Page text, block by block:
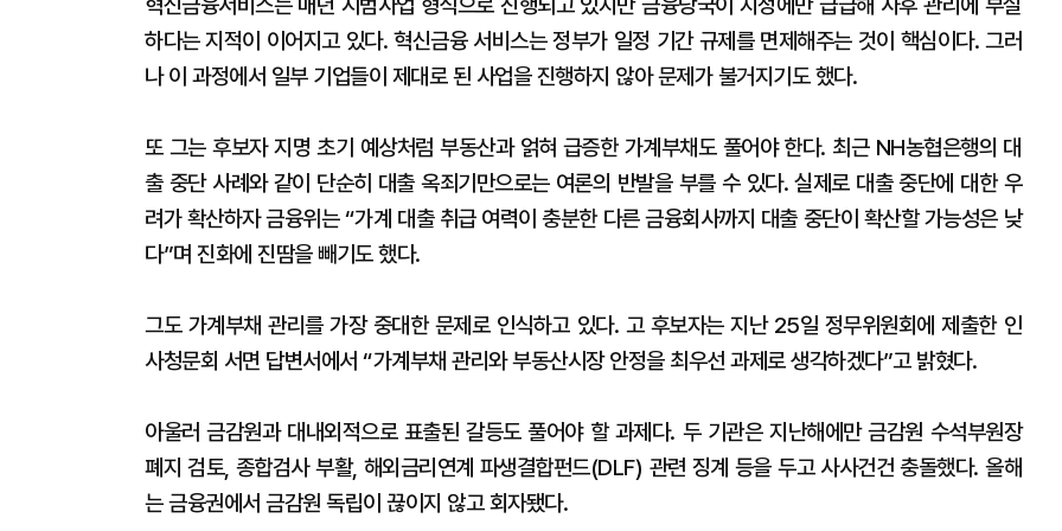
하다는 지적이 이어지고 있다. 혁신금융 서비스는 정부가 일정 기간 규제를 면제해주는 것이 핵심이다. 그러
나 이 과정에서 일부 기업들이 제대로 된 사업을 진행하지 않아 문제가 불거지기도 했다.
또 그는 후보자 지명 초기 예상처럼 부동산과 얽혀 급증한 가계부채도 풀어야 한다. 최근 NH농협은행의 대
출 중단 사례와 같이 단순히 대출 옥죄기만으로는 여론의 반발을 부를 수 있다. 실제로 대출 중단에 대한 우
려가 확산하자 금융위는 “가계 대출 취급 여력이 충분한 다른 금융회사까지 대출 중단이 확산할 가능성은 낮
다”며 진화에 진땀을 빼기도 했다.
그도 가계부채 관리를 가장 중대한 문제로 인식하고 있다. 고 후보자는 지난 25일 정무위원회에 제출한 인
사청문회 서면 답변서에서 “가계부채 관리와 부동산시장 안정을 최우선 과제로 생각하겠다”고 밝혔다.
아울러 금감원과 대내외적으로 표출된 갈등도 풀어야 할 과제다. 두 기관은 지난해에만 금감원 수석부원장
폐지 검토, 종합검사 부활, 해외금리연계 파생결합펀드(DLF) 관련 징계 등을 두고 사사건건 충돌했다. 올해
는 금융권에서 금감원 독립이 끊이지 않고 회자됐다.